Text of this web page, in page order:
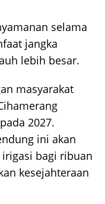
selama
jangka
lebih besar.
masyarakat
2027.
ini akan
bagi ribuan
kesejahteraan